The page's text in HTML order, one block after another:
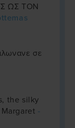
ΩΣ ΤΟΝ
σε
the silky
-